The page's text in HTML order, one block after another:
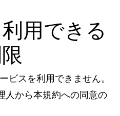
用できる
ビスを利用できません。
人から本規約への同意の